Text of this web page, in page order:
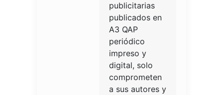
publicitarias
publicados en
A3 QAP
periódico
impreso y
digital, solo
comprometen
a sus autores y